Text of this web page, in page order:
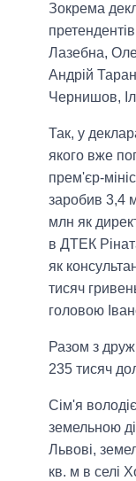
Зокрема
Лазебна,
Андрій
Чернишов,
Так, у
якого вже
прем'єр-
заробив 3,4
млн як
в ДТЕК
як
тисяч
головою
Разом з
235 тисяч
Сім'я
земельною
Львові,
кв. м в селі